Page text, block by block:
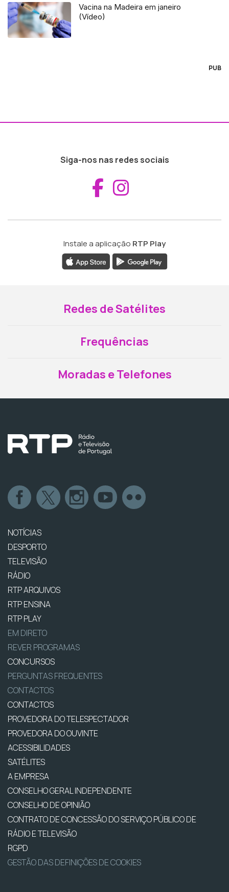
Vacina na Madeira em janeiro
(Vídeo)
PUB
Siga-nos nas redes sociais
Aceder ao
Instale a aplicação RTP Play
Redes de Satélites
Frequências
Moradas e Telefones
NOTÍCIAS
DESPORTO
TELEVISÃO
RÁDIO
RTP ARQUIVOS
RTP ENSINA
RTP PLAY
EM DIRETO
REVER PROGRAMAS
CONCURSOS
PERGUNTAS FREQUENTES
CONTACTOS
CONTACTOS
PROVEDORA DO TELESPECTADOR
PROVEDORA DO OUVINTE
ACESSIBILIDADES
SATÉLITES
A EMPRESA
CONSELHO GERAL INDEPENDENTE
CONSELHO DE OPINIÃO
CONTRATO DE CONCESSÃO DO SERVIÇO PÚBLICO DE
RÁDIO E TELEVISÃO
RGPD
GESTÃO DAS DEFINIÇÕES DE COOKIES